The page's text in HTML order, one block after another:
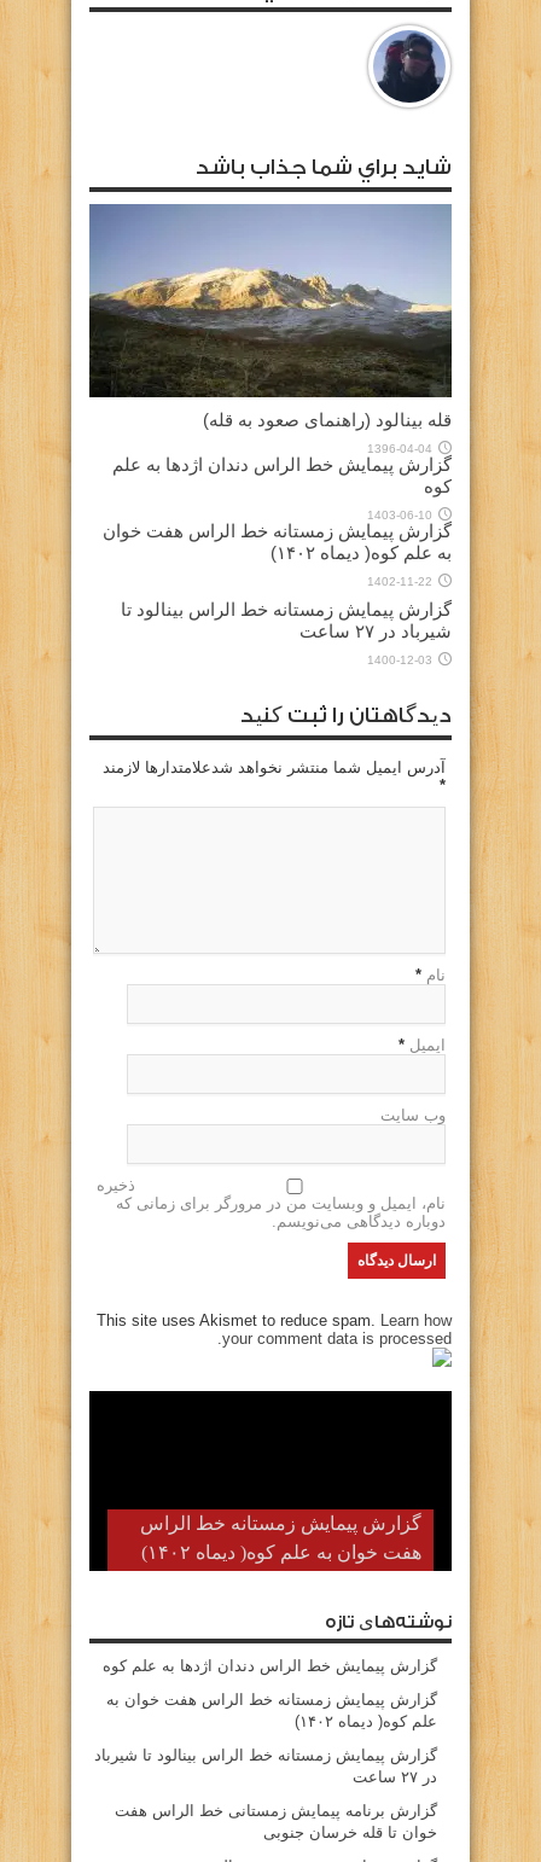
شايد براي شما جذاب باشد
قله بینالود (راهنمای صعود به قله)
1396-04-04
گزارش پیمایش خط الراس دندان اژدها به علم
کوه
1403-06-10
گزارش پیمایش زمستانه خط الراس هفت خوان
به علم کوه( دیماه ۱۴۰۲)
1402-11-22
گزارش پیمایش زمستانه خط الراس بینالود تا
شیرباد در ۲۷ ساعت
1400-12-03
دیدگاهتان را ثبت کنید
آدرس ایمیل شما منتشر نخواهد شدعلامتدارها لازمند
*
نام *
ایمیل *
وب سایت
ذخیره
نام، ایمیل و وبسایت من در مرورگر برای زمانی که
دوباره دیدگاهی می‌نویسم.
This site uses Akismet to reduce spam. Learn how
your comment data is processed.
گزارش پیمایش زمستانه خط الراس
هفت خوان به علم کوه( دیماه ۱۴۰۲)
نوشته‌های تازه
گزارش پیمایش خط الراس دندان اژدها به علم کوه
گزارش پیمایش زمستانه خط الراس هفت خوان به
علم کوه( دیماه ۱۴۰۲)
گزارش پیمایش زمستانه خط الراس بینالود تا شیرباد
در ۲۷ ساعت
گزارش برنامه پیمایش زمستانی خط الراس هفت
خوان تا قله خرسان جنوبی